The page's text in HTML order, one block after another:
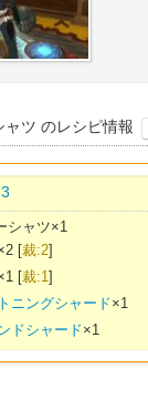
ャツ のレシピ情報
シャツ×1
2 [裁:2]
1 [裁:1 ]
ニングシャード×1
ドシャード×1